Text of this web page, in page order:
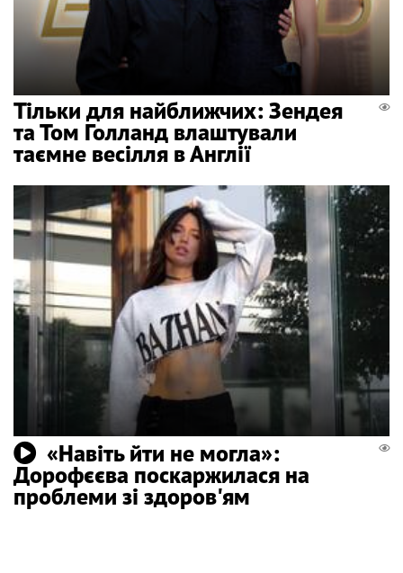
Тільки для найближчих: Зендея
та Том Голланд влаштували
таємне весілля в Англії
«Навіть йти не могла»:
Дорофєєва поскаржилася на
проблеми зі здоров'ям